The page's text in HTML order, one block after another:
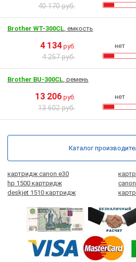
40 170 руб.
Brother WT-300CL, емкость
4 134 руб.
4 257 руб.
нет
Brother BU-300CL, ремень
13 206 руб.
13 602 руб.
нет
картридж canon e30
hp 1500 картридж
deskjet 1510 картридж